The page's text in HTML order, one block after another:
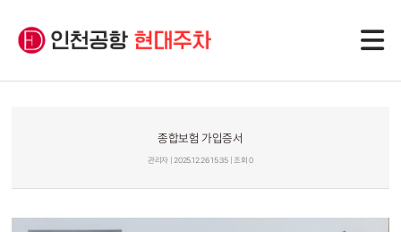
종합보험 가입증서
관리자 | 2025.12.26 15:35 | 조회 0